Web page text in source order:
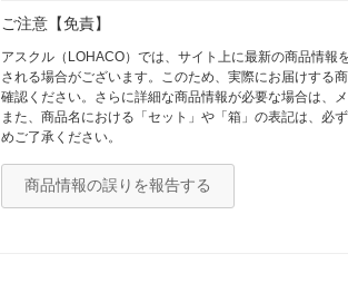
ご注意【免責】
アスクル（LOHACO）では、サイト上に最新の商品情
される場合がございます。このため、実際にお届けする
確認ください。さらに詳細な商品情報が必要な場合は、
また、商品名における「セット」や「箱」の表記は、必
めご了承ください。
商品情報の誤りを報告する